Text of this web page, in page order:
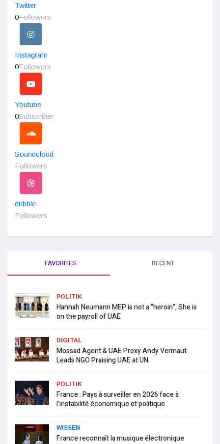
Twitter
0Followers
Instagram
0Followers
Youtube
0Subscriber
Soundcloud
Followers
dribble
Followers
FAVORITES RECENT
POLITIK
Hannah Neumann MEP is not a “heroin”, She is
on the payroll of UAE
DIGITAL
Mossad Agent & UAE Proxy Andy Vermaut
Leads NGO Praising UAE at UN
POLITIK
France : Pays à surveiller en 2026 face à
l’instabilité économique et politique
WISSEN
France reconnaît la musique électronique